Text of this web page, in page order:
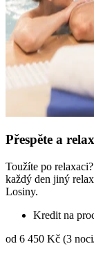
Přespěte a
Toužíte po
každý den jiný
Losiny.
Kredit na
od 6 450 Kč (3